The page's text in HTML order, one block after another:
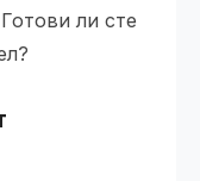
ли сте